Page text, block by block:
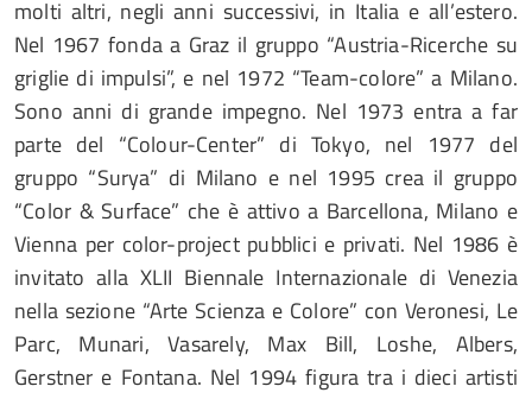
molti altri, negli anni successivi, in Italia e all’estero.
Nel 1967 fonda a Graz il gruppo “Austria-Ricerche su
griglie di impulsi”, e nel 1972 “Team-colore” a Milano.
Sono anni di grande impegno. Nel 1973 entra a far
parte del “Colour-Center” di Tokyo, nel 1977 del
gruppo “Surya” di Milano e nel 1995 crea il gruppo
“Color & Surface” che è attivo a Barcellona, Milano e
Vienna per color-project pubblici e privati. Nel 1986 è
invitato alla XLII Biennale Internazionale di Venezia
nella sezione “Arte Scienza e Colore” con Veronesi, Le
Parc, Munari, Vasarely, Max Bill, Loshe, Albers,
Gerstner e Fontana. Nel 1994 figura tra i dieci artisti